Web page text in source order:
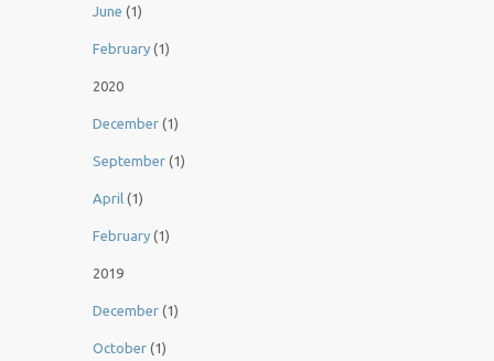
June (1)
February (1)
2020
December (1)
September (1)
April (1)
February (1)
2019
December (1)
October (1)